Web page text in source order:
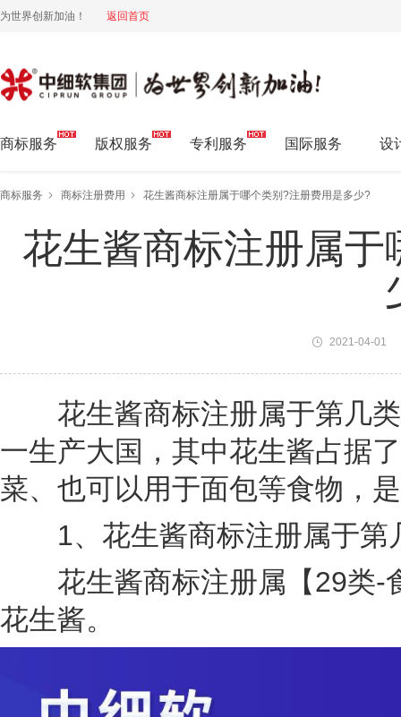
为世界创新加油！ 返回首页
中细软集团 为世界创新加油!
商标服务 版权服务 专利服务 国际服务 设
商标服务 商标注册费用 花生酱商标注册属于哪个类别?注册费用是多少?
花生酱商标注册属
2021-04-01
花生酱商标注册属于第几类
一生产大国，其中花生酱占据
菜、也可以用于面包等食物，
1、花生酱商标注册属于第
花生酱商标注册属【29类-
花生酱。